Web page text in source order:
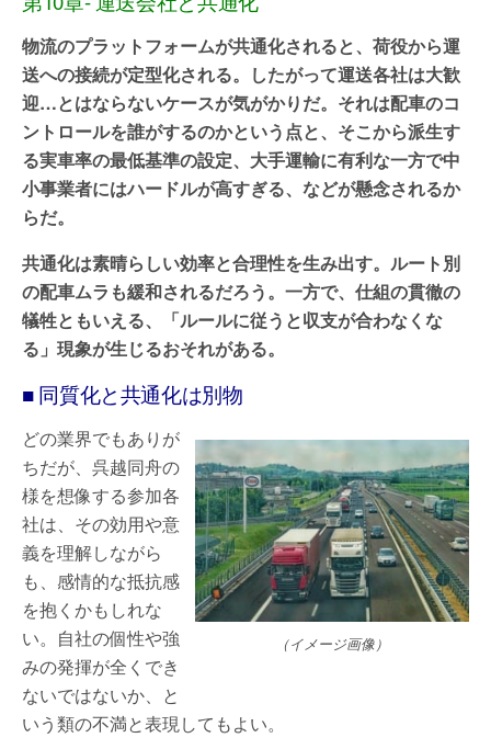
物流のプラットフォームが共通化されると、荷役から運
送への接続が定型化される。したがって運送各社は大歓
迎…とはならないケースが気がかりだ。それは配車のコ
ントロールを誰がするのかという点と、そこから派生す
る実車率の最低基準の設定、大手運輸に有利な一方で中
小事業者にはハードルが高すぎる、などが懸念されるか
らだ。
共通化は素晴らしい効率と合理性を生み出す。ルート別
の配車ムラも緩和されるだろう。一方で、仕組の貫徹の
犠牲ともいえる、「ルールに従うと収支が合わなくな
る」現象が生じるおそれがある。
■ 同質化と共通化は別物
（イメージ画像）
どの業界でもありが
ちだが、呉越同舟の
様を想像する参加各
社は、その効用や意
義を理解しながら
も、感情的な抵抗感
を抱くかもしれな
い。自社の個性や強
みの発揮が全くでき
ないではないか、と
いう類の不満と表現してもよい。